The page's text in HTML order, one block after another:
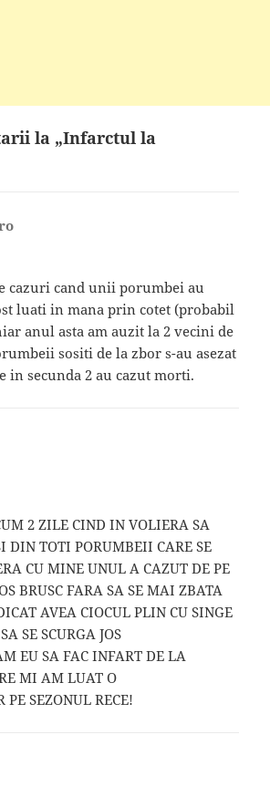
la „Infarctul la
cazuri cand unii porumbei au
luati in mana prin cotet (probabil
anul asta am auzit la 2 vecini de
sositi de la zbor s-au asezat
in secunda 2 au cazut morti.
2 ZILE CIND IN VOLIERA SA
DIN TOTI PORUMBEII CARE SE
CU MINE UNUL A CAZUT DE PE
BRUSC FARA SA SE MAI ZBATA
AVEA CIOCUL PLIN CU SINGE
SE SCURGA JOS
EU SA FAC INFART DE LA
MI AM LUAT O
PE SEZONUL RECE!